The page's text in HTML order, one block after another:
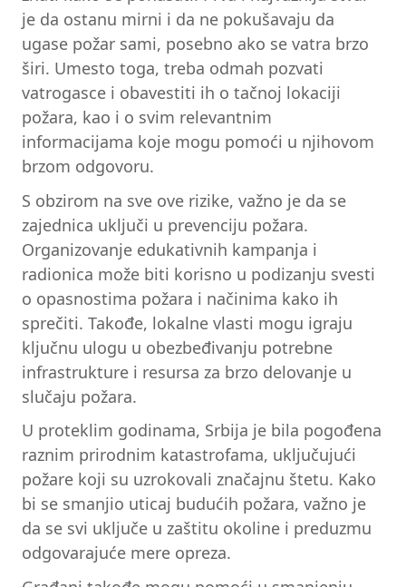
je da ostanu mirni i da ne pokušavaju da
ugase požar sami, posebno ako se vatra brzo
širi. Umesto toga, treba odmah pozvati
vatrogasce i obavestiti ih o tačnoj lokaciji
požara, kao i o svim relevantnim
informacijama koje mogu pomoći u njihovom
brzom odgovoru.
S obzirom na sve ove rizike, važno je da se
zajednica uključi u prevenciju požara.
Organizovanje edukativnih kampanja i
radionica može biti korisno u podizanju svesti
o opasnostima požara i načinima kako ih
sprečiti. Takođe, lokalne vlasti mogu igraju
ključnu ulogu u obezbeđivanju potrebne
infrastrukture i resursa za brzo delovanje u
slučaju požara.
U proteklim godinama, Srbija je bila pogođena
raznim prirodnim katastrofama, uključujući
požare koji su uzrokovali značajnu štetu. Kako
bi se smanjio uticaj budućih požara, važno je
da se svi uključe u zaštitu okoline i preduzmu
odgovarajuće mere opreza.